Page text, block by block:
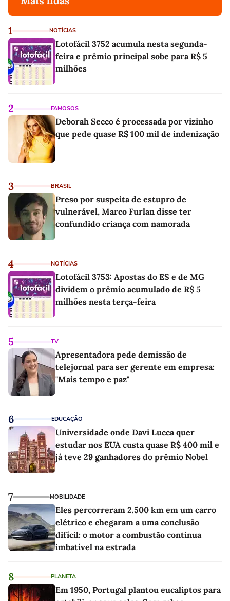
1 NOTÍCIAS
Lotofácil 3752 acumula nesta segunda-
feira e prêmio principal sobe para R$ 5
milhões
2 FAMOSOS
Deborah Secco é processada por vizinho
que pede quase R$ 100 mil de indenização
3 BRASIL
Preso por suspeita de estupro de
vulnerável, Marco Furlan disse ter
confundido criança com namorada
4 NOTÍCIAS
Lotofácil 3753: Apostas do ES e de MG
dividem o prêmio acumulado de R$ 5
milhões nesta terça-feira
5 TV
Apresentadora pede demissão de
telejornal para ser gerente em empresa:
"Mais tempo e paz"
6 EDUCAÇÃO
Universidade onde Davi Lucca quer
estudar nos EUA custa quase R$ 400 mil e
já teve 29 ganhadores do prêmio Nobel
7 MOBILIDADE
Eles percorreram 2.500 km em um carro
elétrico e chegaram a uma conclusão
difícil: o motor a combustão continua
imbatível na estrada
8 PLANETA
Em 1950, Portugal plantou eucaliptos para